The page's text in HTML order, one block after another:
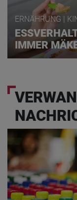
ERNÄHRUNG |
IMMER